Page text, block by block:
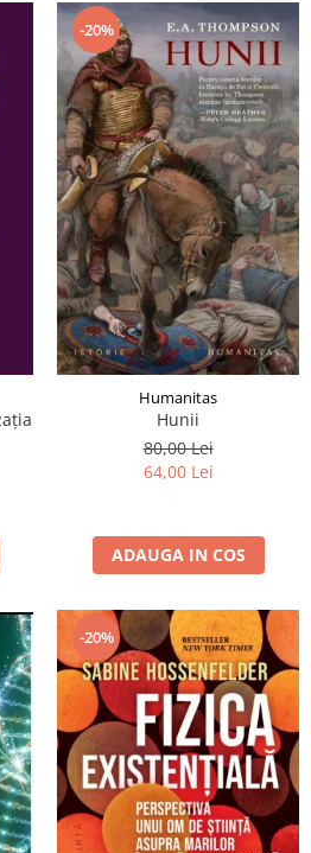
-20%
Humanitas
Hunii
80,00 Lei
64,00 Lei
ADAUGA IN COS
-20%